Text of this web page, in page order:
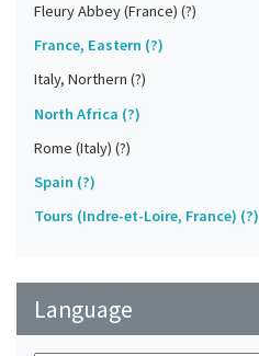
Fleury Abbey (France) (?)
France, Eastern (?)
Italy, Northern (?)
North Africa (?)
Rome (Italy) (?)
Spain (?)
Tours (Indre-et-Loire, France) (?)
Language